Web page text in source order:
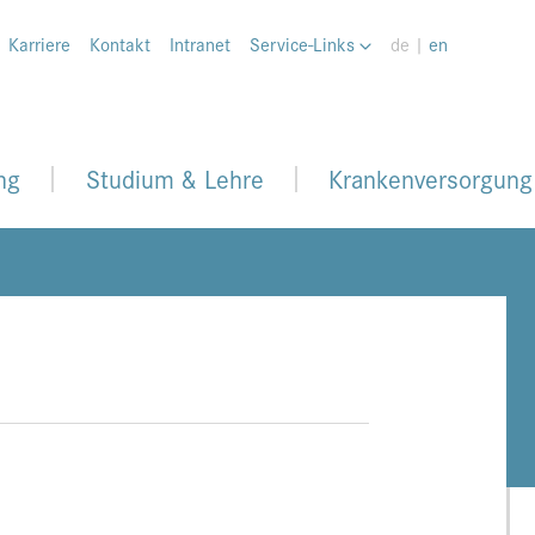
Karriere Kontakt Intranet Service-Links de | en
Studium & Lehre Krankenversorgung